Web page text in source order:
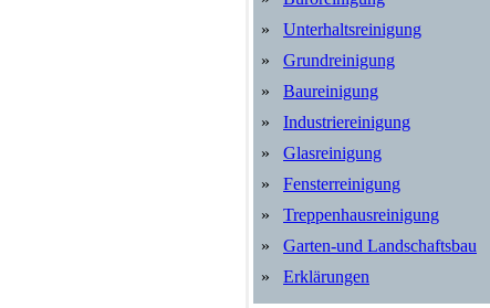
»
Unterhaltsreinigung
»
Grundreinigung
»
Baureinigung
»
Industriereinigung
»
Glasreinigung
»
Fensterreinigung
»
Treppenhausreinigung
»
Garten-und Landschaftsbau
»
Erklärungen